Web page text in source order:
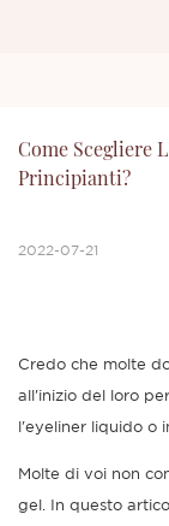
Come Scegliere
Principianti?
2022-07-21
Credo che molte
all'inizio del loro
l'eyeliner liquido o
Molte di voi non
gel. In questo